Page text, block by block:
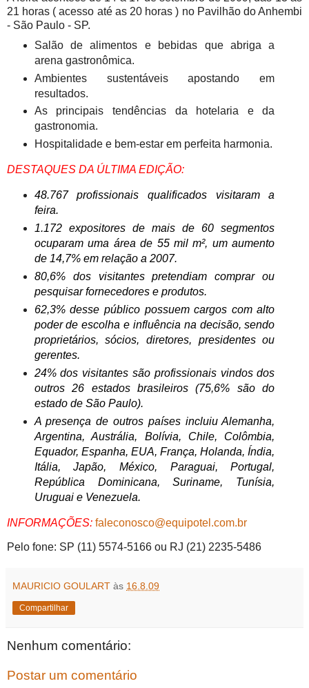
21 horas ( acesso até as 20 horas ) no Pavilhão do Anhembi
- São Paulo - SP.
Salão de alimentos e bebidas que abriga a
arena gastronômica.
Ambientes sustentáveis apostando em
resultados.
As principais tendências da hotelaria e da
gastronomia.
Hospitalidade e bem-estar em perfeita harmonia.
DESTAQUES DA ÚLTIMA EDIÇÃO:
48.767 profissionais qualificados visitaram a
feira.
1.172 expositores de mais de 60 segmentos
ocuparam uma área de 55 mil m², um aumento
de 14,7% em relação a 2007.
80,6% dos visitantes pretendiam comprar ou
pesquisar fornecedores e produtos.
62,3% desse público possuem cargos com alto
poder de escolha e influência na decisão, sendo
proprietários, sócios, diretores, presidentes ou
gerentes.
24% dos visitantes são profissionais vindos dos
outros 26 estados brasileiros (75,6% são do
estado de São Paulo).
A presença de outros países incluiu Alemanha,
Argentina, Austrália, Bolívia, Chile, Colômbia,
Equador, Espanha, EUA, França, Holanda, Índia,
Itália, Japão, México, Paraguai, Portugal,
República Dominicana, Suriname, Tunísia,
Uruguai e Venezuela.
INFORMAÇÕES: faleconosco@equipotel.com.br
Pelo fone: SP (11) 5574-5166 ou RJ (21) 2235-5486
MAURICIO GOULART às 16.8.09
Compartilhar
Nenhum comentário:
Postar um comentário